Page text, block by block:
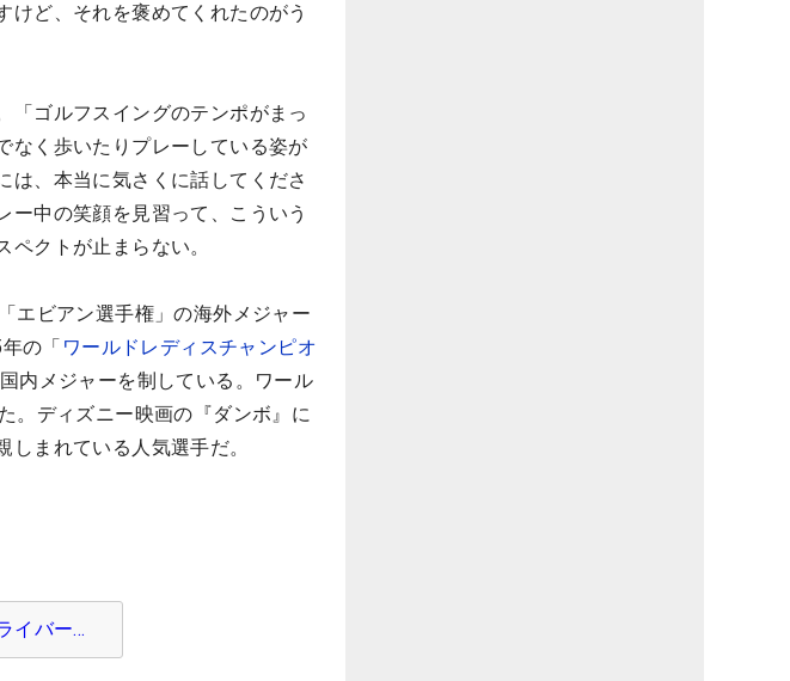
けど、それを褒めてくれたのがう
「ゴルフスイングのテンポがまっ
なく歩いたりプレーしている姿が
は、本当に気さくに話してくださ
ー中の笑顔を見習って、こういう
クトが止まらない。
エビアン選手権」の海外メジャー
の「 ワールドレディスチャンピオ
内メジャーを制している。ワール
。ディズニー映画の『ダンボ』に
まれている人気選手だ。
イバー…